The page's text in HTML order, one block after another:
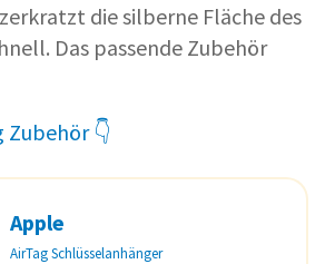
die silberne Fläche des
Das passende Zubehör
Zubehör 👇
Apple
AirTag Schlüsselanhänger